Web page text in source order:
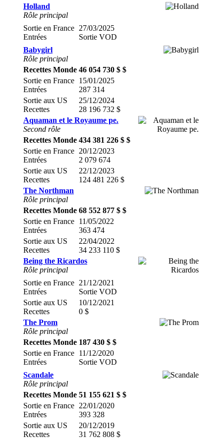
Holland
Rôle principal
Sortie en France
Entrées
27/03/2025
Sortie VOD
Babygirl
Rôle principal
Recettes Monde 46 054 730 $ $
Sortie en France
Entrées
15/01/2025
287 314
Sortie aux US
Recettes
25/12/2024
28 196 732 $
Aquaman et le Royaume pe.
Second rôle
Recettes Monde 434 381 226 $ $
Sortie en France
Entrées
20/12/2023
2 079 674
Sortie aux US
Recettes
22/12/2023
124 481 226 $
The Northman
Rôle principal
Recettes Monde 68 552 877 $ $
Sortie en France
Entrées
11/05/2022
363 474
Sortie aux US
Recettes
22/04/2022
34 233 110 $
Being the Ricardos
Rôle principal
Sortie en France
Entrées
21/12/2021
Sortie VOD
Sortie aux US
Recettes
10/12/2021
0 $
The Prom
Rôle principal
Recettes Monde 187 430 $ $
Sortie en France
Entrées
11/12/2020
Sortie VOD
Scandale
Rôle principal
Recettes Monde 51 155 621 $ $
Sortie en France
Entrées
22/01/2020
393 328
Sortie aux US
Recettes
20/12/2019
31 762 808 $